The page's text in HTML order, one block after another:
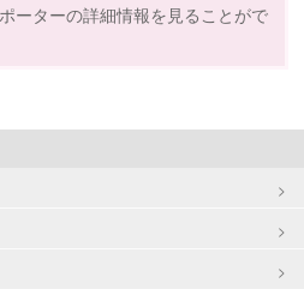
語レッスン
ポーツレッスン
業型割引対象(旧内閣府補助対象)
ーターの詳細情報を見ることがで